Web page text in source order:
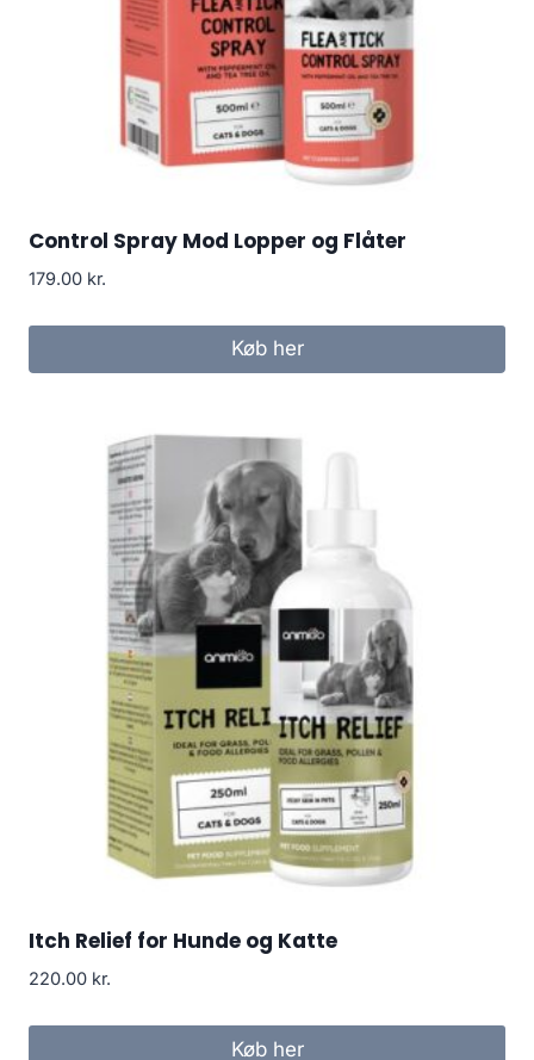
Control Spray Mod Lopper og Flåter
179.00 kr.
Køb her
Itch Relief for Hunde og Katte
220.00 kr.
Køb her